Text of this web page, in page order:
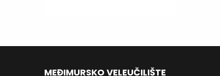
MEĐIMURSKO VELEUČILIŠTE